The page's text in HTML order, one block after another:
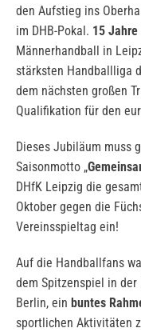
den Aufstieg ins
im DHB-Pokal. 15 Jahre
Männerhandball in
stärksten Handballliga
dem nächsten großen
Qualifikation für den
Dieses Jubiläum muss
Saisonmotto „
DHfK Leipzig die
Oktober gegen die
Vereinsspieltag ein!
Auf die Handballfans
dem Spitzenspiel in der
Berlin, ein buntes
sportlichen Aktivitäten